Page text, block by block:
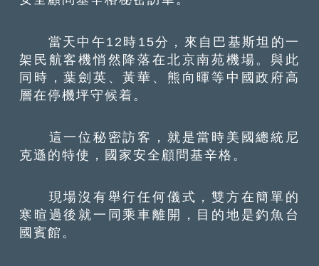
當天中午12時15分，來自巴基斯坦的一
架民航客機悄然降落在北京南苑機場。與此
同時，葉劍英、黃華、熊向暉等中國政府高
層在停機坪守候着。
這一位秘密訪客，就是當時美國總統尼
克遜的特使，國家安全顧問基辛格。
現場沒有舉行任何儀式，雙方在簡單的
寒暄過後就一同乘車離開，目的地是釣魚台
國賓館。